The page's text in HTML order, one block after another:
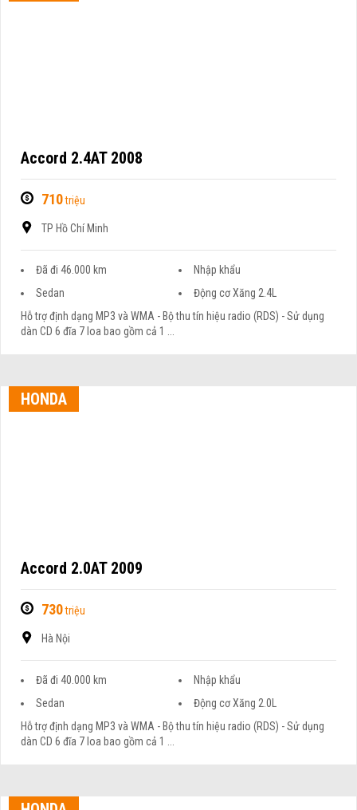
Accord 2.4AT 2008
710triệu
TP Hồ Chí Minh
Đã đi 46.000 km
Nhập khẩu
Sedan
Động cơ Xăng 2.4L
Hỗ trợ định dạng MP3 và WMA - Bộ thu tín hiệu radio (RDS) - Sử dụng
dàn CD 6 đĩa 7 loa bao gồm cả 1 ...
HONDA
Accord 2.0AT 2009
730triệu
Hà Nội
Đã đi 40.000 km
Nhập khẩu
Sedan
Động cơ Xăng 2.0L
Hỗ trợ định dạng MP3 và WMA - Bộ thu tín hiệu radio (RDS) - Sử dụng
dàn CD 6 đĩa 7 loa bao gồm cả 1 ...